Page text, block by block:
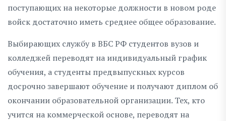
поступающих на некоторые должности в новом роде
войск достаточно иметь среднее общее образование.
Выбирающих службу в ВБС РФ студентов вузов и
колледжей переводят на индивидуальный график
обучения, а студенты предвыпускных курсов
досрочно завершают обучение и получают диплом об
окончании образовательной организации. Тех, кто
учится на коммерческой основе, переводят на